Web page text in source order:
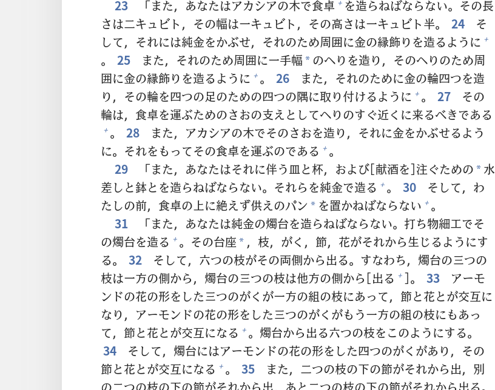
23
「また，あなたはアカシアの木で食卓 + を造らねばならない。その長
さは二キュビト，その幅は一キュビト，その高さは一キュビト半。 24
そ
して，それには純金をかぶせ，それのため周囲に金の縁飾りを造るように +
。 25 また，それのため周囲に一手幅 * のへりを造り，そのへりのため周
囲に金の縁飾りを造るように + 。 26 また，それのために金の輪四つを造
り，その輪を四つの足のための四つの隅に取り付けるように + 。 27
その
輪は， 食卓を運ぶためのさおの支えとしてへりのすぐ近くに来るべきである
+ 。 28 また，アカシアの木でそのさおを造り，それに金をかぶせるよう
に。それをもってその食卓を運ぶのである + 。
29
「また，あなたはそれに伴う皿と杯，および[献酒を]注ぐための * 水
差しと鉢とを造らねばならない。それらを純金で造る + 。 30
そして，わ
たしの前， 食卓の上に絶えず供えのパン * を置かねばならない + 。
31
「また，あなたは純金の燭台を造らねばならない。 打ち物細工でそ
の燭台を造る + 。その台座 * ， 枝，がく， 節， 花がそれから生じるようにす
る。
32 そして， 六つの枝がその両側から出る。すなわち， 燭台の三つの
枝は一方の側から， 燭台の三つの枝は他方の側から[出る + ]。 33
アーモ
ンドの花の形をした三つのがくが一方の組の枝にあって， 節と花とが交互に
なり，アーモンドの花の形をした三つのがくがもう一方の組の枝にもあっ
て， 節と花とが交互になる + 。 燭台から出る六つの枝をこのようにする。
34
そして， 燭台にはアーモンドの花の形をした四つのがくがあり，その
節と花とが交互になる + 。 35 また， 二つの枝の下の節がそれから出， 別